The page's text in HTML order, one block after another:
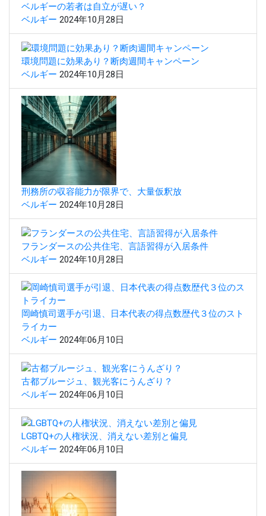
ベルギーの若者は自立が遅い？
ベルギー 2024年10月28日
環境問題に効果あり？断肉週間キャンペーン
ベルギー 2024年10月28日
刑務所の収容能力が限界で、大量仮釈放
ベルギー 2024年10月28日
フランダースの公共住宅、言語習得が入居条件
ベルギー 2024年10月28日
岡崎慎司選手が引退、日本代表の得点数歴代３位のスト
ライカー
ベルギー 2024年06月10日
古都ブルージュ、観光客にうんざり？
ベルギー 2024年06月10日
LGBTQ+の人権状況、消えない差別と偏見
ベルギー 2024年06月10日